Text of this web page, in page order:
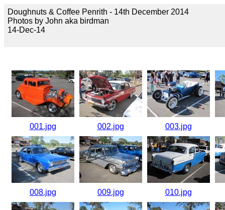
Doughnuts & Coffee Penrith - 14th December 2014
Photos by John aka birdman
14-Dec-14
001.jpg 002.jpg 003.jpg
008.jpg 009.jpg 010.jpg